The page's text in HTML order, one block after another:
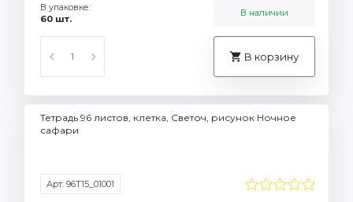
В упаковке:
60 шт.
В наличии
В корзину
Тетрадь 96 листов, клетка, Светоч, рисунок Ночное
сафари
Арт. 96Т15_01001